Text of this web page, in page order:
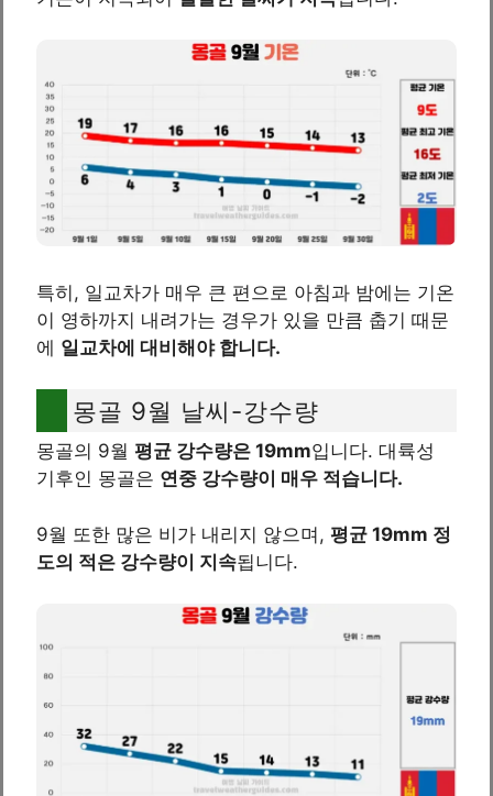
특히, 일교차가 매우 큰 편으로 아침과 밤에는 기온
이 영하까지 내려가는 경우가 있을 만큼 춥기 때문
에 일교차에 대비해야 합니다.
몽골 9월 날씨-강수량
몽골의 9월 평균 강수량은 19mm입니다. 대륙성
기후인 몽골은 연중 강수량이 매우 적습니다.
9월 또한 많은 비가 내리지 않으며, 평균 19mm 정
도의 적은 강수량이 지속됩니다.